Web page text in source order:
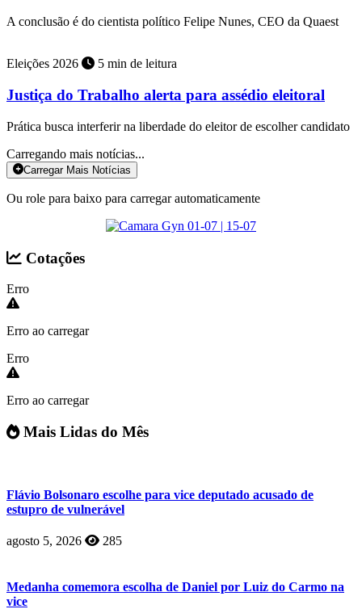
A conclusão é do cientista político Felipe Nunes, CEO da Quaest
Eleições 2026 5 min de leitura
Justiça do Trabalho alerta para assédio eleitoral
Prática busca interferir na liberdade do eleitor de escolher candidato
Carregando mais notícias...
Carregar Mais Notícias
Ou role para baixo para carregar automaticamente
Cotações
Erro
Erro ao carregar
Erro
Erro ao carregar
Mais Lidas do Mês
Flávio Bolsonaro escolhe para vice deputado acusado de
estupro de vulnerável
agosto 5, 2026 285
Medanha comemora escolha de Daniel por Luiz do Carmo na
vice